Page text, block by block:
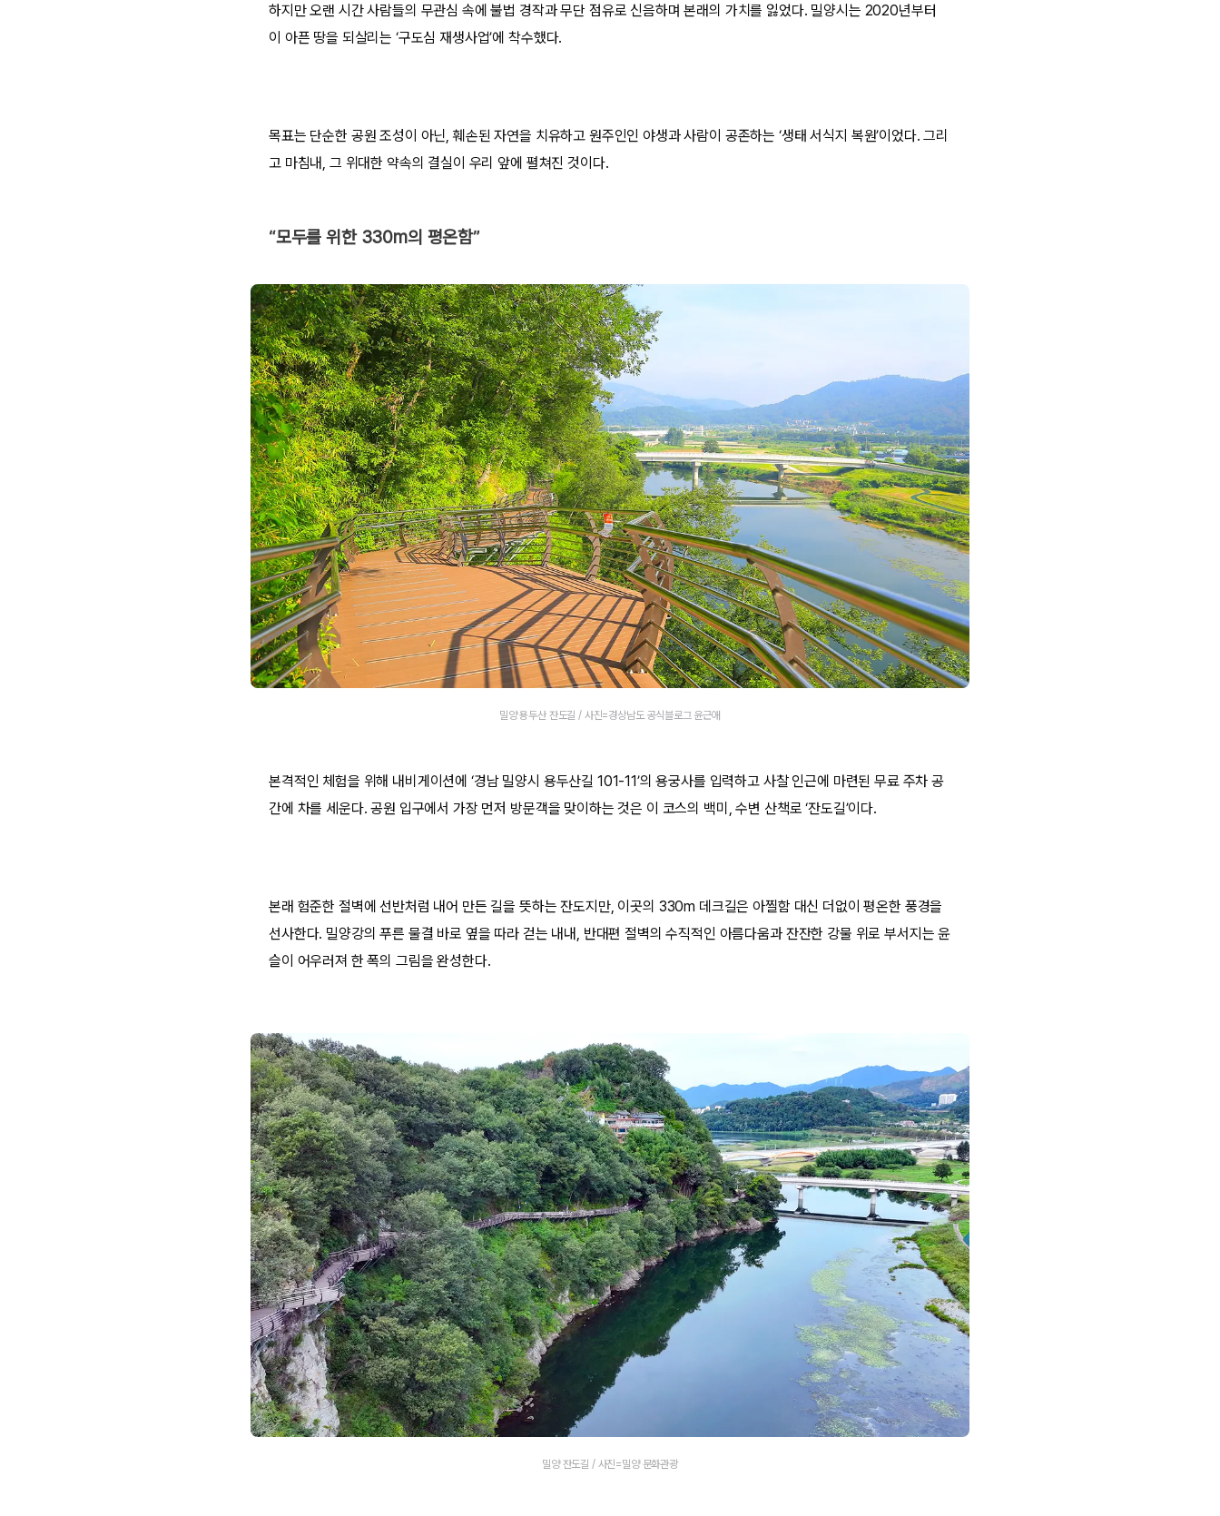
하지만 오랜 시간 사람들의 무관심 속에 불법 경작과 무단 점유로 신음하며 본래의 가치를 잃었다. 밀양시는 2020년부터
이 아픈 땅을 되살리는 ‘구도심 재생사업’에 착수했다.
목표는 단순한 공원 조성이 아닌, 훼손된 자연을 치유하고 원주인인 야생과 사람이 공존하는 ‘생태 서식지 복원’이었다. 그리
고 마침내, 그 위대한 약속의 결실이 우리 앞에 펼쳐진 것이다.
“모두를 위한 330m의 평온함”
밀양 용두산 잔도길 / 사진=경상남도 공식블로그 윤근애
본격적인 체험을 위해 내비게이션에 ‘경남 밀양시 용두산길 101-11’의 용궁사를 입력하고 사찰 인근에 마련된 무료 주차 공
간에 차를 세운다. 공원 입구에서 가장 먼저 방문객을 맞이하는 것은 이 코스의 백미, 수변 산책로 ‘잔도길’이다.
본래 험준한 절벽에 선반처럼 내어 만든 길을 뜻하는 잔도지만, 이곳의 330m 데크길은 아찔함 대신 더없이 평온한 풍경을
선사한다. 밀양강의 푸른 물결 바로 옆을 따라 걷는 내내, 반대편 절벽의 수직적인 아름다움과 잔잔한 강물 위로 부서지는 윤
슬이 어우러져 한 폭의 그림을 완성한다.
밀양 잔도길 / 사진=밀양 문화관광